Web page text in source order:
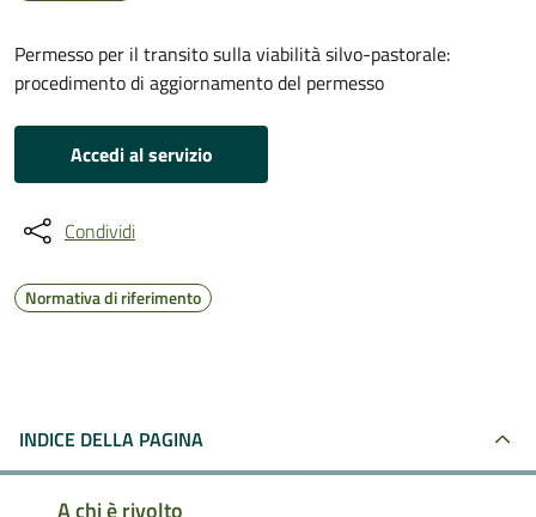
Permesso per il transito sulla viabilità silvo-pastorale:
procedimento di aggiornamento del permesso
Accedi al servizio
Condividi
Normativa di riferimento
INDICE DELLA PAGINA
A chi è rivolto